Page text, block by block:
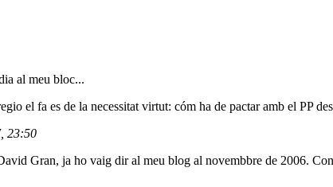
al meu bloc...
el fa es de la necessitat virtut: cóm ha de pactar amb el PP
23:50
Gran, ja ho vaig dir al meu blog al novembbre de 2006.